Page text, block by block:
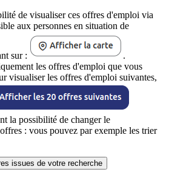
de visualiser ces offres d'emploi via
aux personnes en situation de
sur :
.
les offres d'emploi que vous
visualiser les offres d'emploi suivantes,
la possibilité de changer le
: vous pouvez par exemple les trier
issues de votre recherche